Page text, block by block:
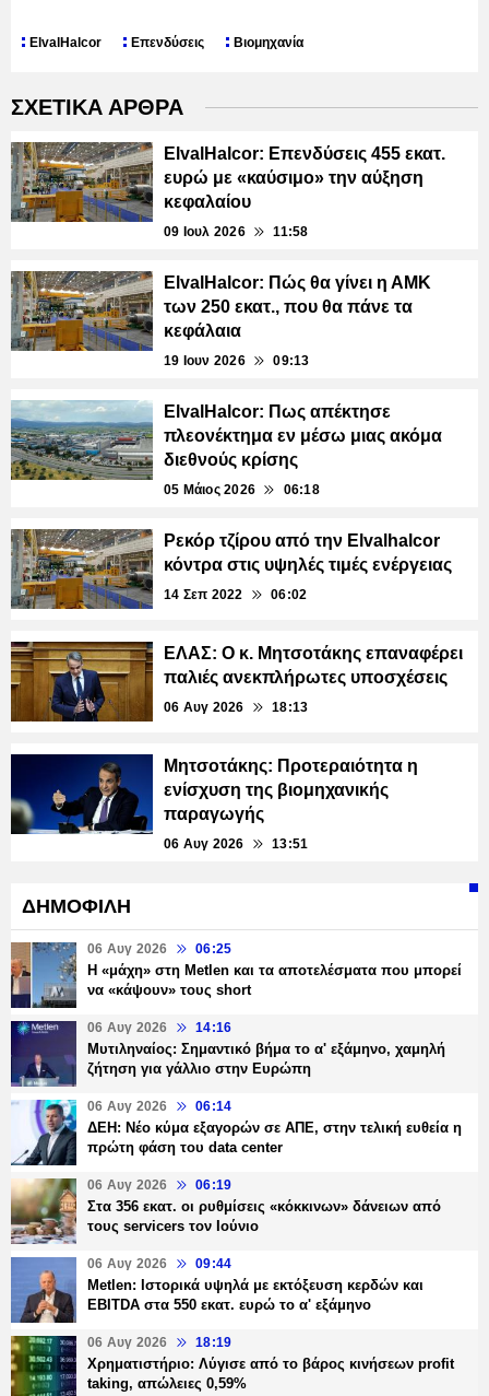
ElvalHalcor Επενδύσεις Βιομηχανία
ΣΧΕΤΙΚΑ ΑΡΘΡΑ
ElvalHalcor: Επενδύσεις 455 εκατ.
ευρώ με «καύσιμο» την αύξηση
κεφαλαίου
09 Ιουλ 2026 11:58
ElvalHalcor: Πώς θα γίνει η ΑΜΚ
των 250 εκατ., που θα πάνε τα
κεφάλαια
19 Ιουν 2026 09:13
ElvalHalcor: Πως απέκτησε
πλεονέκτημα εν μέσω μιας ακόμα
διεθνούς κρίσης
05 Μάιος 2026 06:18
Ρεκόρ τζίρου από την Elvalhalcor
κόντρα στις υψηλές τιμές ενέργειας
14 Σεπ 2022 06:02
ΕΛΑΣ: Ο κ. Μητσοτάκης επαναφέρει
παλιές ανεκπλήρωτες υποσχέσεις
06 Αυγ 2026 18:13
Μητσοτάκης: Προτεραιότητα η
ενίσχυση της βιομηχανικής
παραγωγής
06 Αυγ 2026 13:51
ΔΗΜΟΦΙΛΗ
06 Αυγ 2026 06:25
H «μάχη» στη Metlen και τα αποτελέσματα που μπορεί
να «κάψουν» τους short
06 Αυγ 2026 14:16
Μυτιληναίος: Σημαντικό βήμα το α' εξάμηνο, χαμηλή
ζήτηση για γάλλιο στην Ευρώπη
06 Αυγ 2026 06:14
ΔΕΗ: Νέο κύμα εξαγορών σε ΑΠΕ, στην τελική ευθεία η
πρώτη φάση του data center
06 Αυγ 2026 06:19
Στα 356 εκατ. οι ρυθμίσεις «κόκκινων» δάνειων από
τους servicers τον Ιούνιο
06 Αυγ 2026 09:44
Metlen: Ιστορικά υψηλά με εκτόξευση κερδών και
EBITDA στα 550 εκατ. ευρώ το α' εξάμηνο
06 Αυγ 2026 18:19
Χρηματιστήριο: Λύγισε από το βάρος κινήσεων profit
taking, απώλειες 0,59%